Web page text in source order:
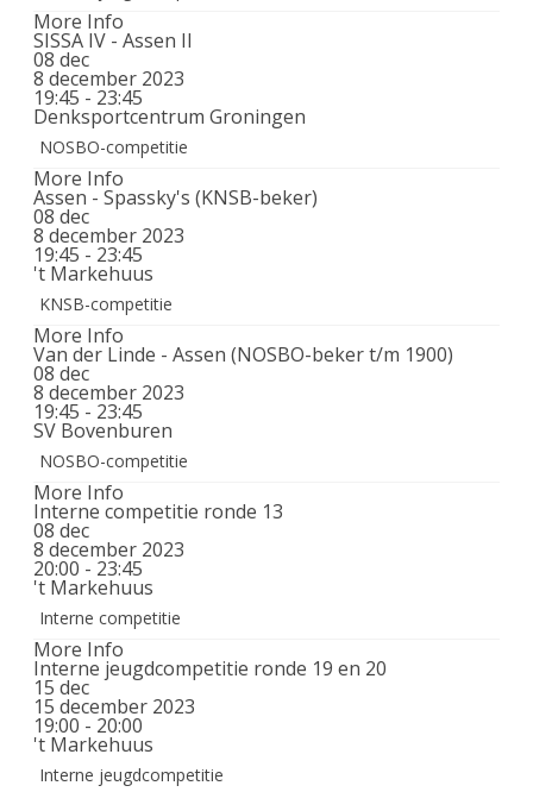
More Info
SISSA IV - Assen II
08 dec
8 december 2023
19:45 - 23:45
Denksportcentrum Groningen
NOSBO-competitie
More Info
Assen - Spassky's (KNSB-beker)
08 dec
8 december 2023
19:45 - 23:45
't Markehuus
KNSB-competitie
More Info
Van der Linde - Assen (NOSBO-beker t/m 1900)
08 dec
8 december 2023
19:45 - 23:45
SV Bovenburen
NOSBO-competitie
More Info
Interne competitie ronde 13
08 dec
8 december 2023
20:00 - 23:45
't Markehuus
Interne competitie
More Info
Interne jeugdcompetitie ronde 19 en 20
15 dec
15 december 2023
19:00 - 20:00
't Markehuus
Interne jeugdcompetitie